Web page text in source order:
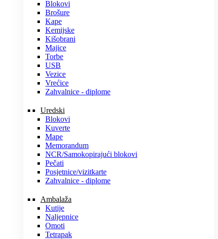
Blokovi
Brošure
Kape
Kemijske
Kišobrani
Majice
Torbe
USB
Vezice
Vrećice
Zahvalnice - diplome
Uredski
Blokovi
Kuverte
Mape
Memorandum
NCR/Samokopirajući blokovi
Pečati
Posjetnice/vizitkarte
Zahvalnice - diplome
Ambalaža
Kutije
Naljepnice
Omoti
Tetrapak